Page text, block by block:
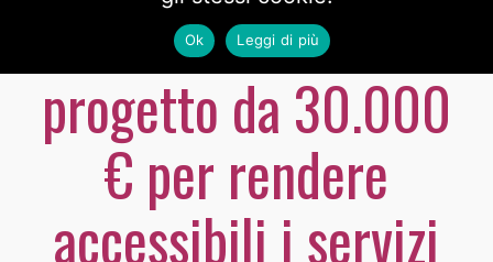
Time2 al via un
progetto da 30.000
€ per rendere
accessibili i servizi
Ok Leggi di più